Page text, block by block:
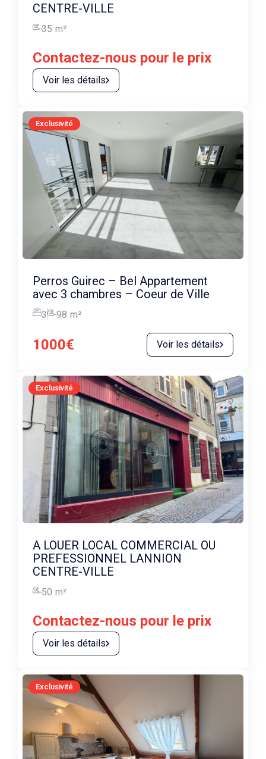
CENTRE-VILLE
35 m²
Contactez-nous pour le prix
Voir les détails
Exclusivité
Perros Guirec – Bel Appartement
avec 3 chambres – Coeur de Ville
3 98 m²
1000€ Voir les détails
Exclusivité
A LOUER LOCAL COMMERCIAL OU
PREFESSIONNEL LANNION
CENTRE-VILLE
50 m²
Contactez-nous pour le prix
Voir les détails
Exclusivité